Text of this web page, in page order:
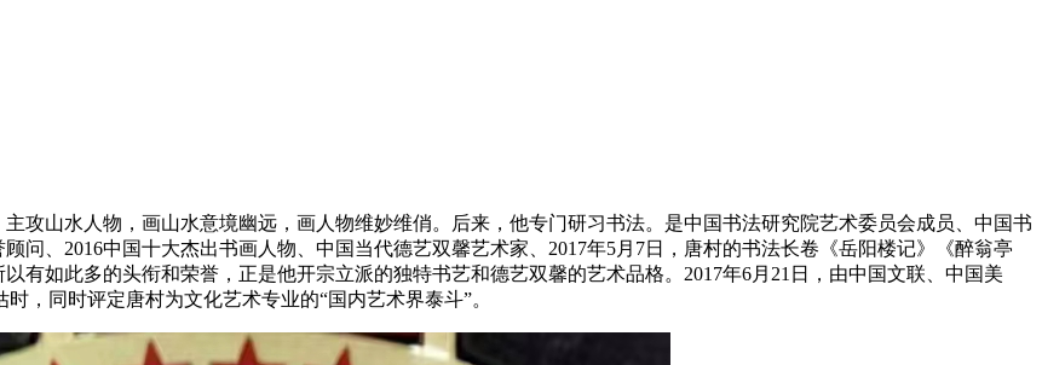
攻山水人物，画山水意境幽远，画人物维妙维俏。后来，他专门研习书法。是中国书法研究院艺术委员会成员、中国书
问、2016中国十大杰出书画人物、中国当代德艺双馨艺术家、2017年5月7日，唐村的书法长卷《岳阳楼记》《醉翁亭
如此多的头衔和荣誉，正是他开宗立派的独特书艺和德艺双馨的艺术品格。2017年6月21日，由中国文联、中国美
，同时评定唐村为文化艺术专业的“国内艺术界泰斗”。